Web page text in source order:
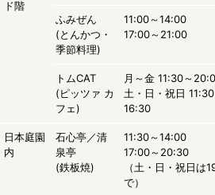
ド階
ふみぜん
(とんかつ・
季節料理)
11:00～14:00
17:00～21:00
トムCAT
(ピッツァ カ
フェ)
月～金 11:30～
土・日・祝日 11:30
16:30
日本庭園
内
石心亭／清
泉亭
(鉄板焼)
11:30～14:00
17:00～20:30
（土・日・祝日は
で）